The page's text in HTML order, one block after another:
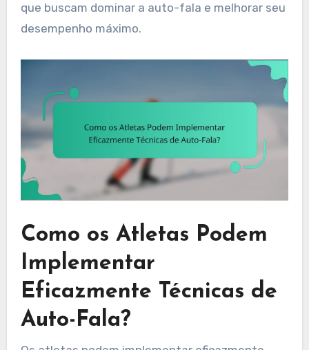
que buscam dominar a auto-fala e melhorar seu
desempenho máximo.
Como os Atletas Podem
Implementar
Eficazmente Técnicas de
Auto-Fala?